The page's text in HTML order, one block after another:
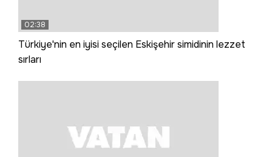
02:38
Türkiye'nin en iyisi seçilen Eskişehir simidinin lezzet
sırları